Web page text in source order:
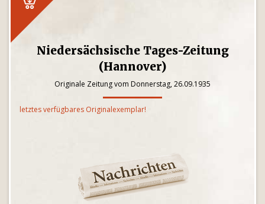
Niedersächsische Tages-Zeitung
(Hannover)
Originale Zeitung vom Donnerstag, 26.09.1935
letztes verfügbares Originalexemplar!